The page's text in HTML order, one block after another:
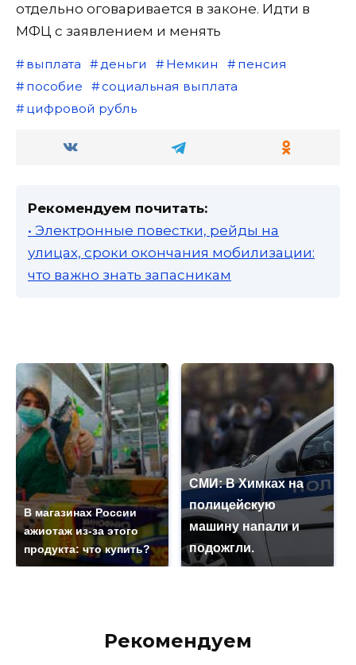
отдельно оговаривается в законе. Идти в
МФЦ с заявлением и менять
выплата деньги Немкин
пенсия
пособие
социальная выплата
цифровой рубль
Рекомендуем почитать:
• Электронные повестки, рейды на
улицах, сроки окончания мобилизации:
что важно знать запасникам
В магазинах России
ажиотаж из-за этого
продукта: что купить?
СМИ: В Химках на
полицейскую
машину напали и
подожгли.
Рекомендуем